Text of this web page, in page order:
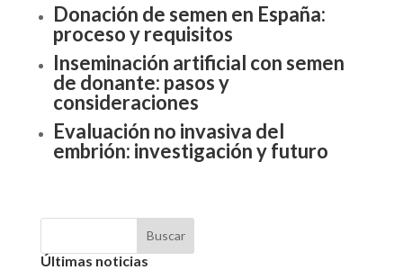
Donación de semen en España:
proceso y requisitos
Inseminación artificial con semen
de donante: pasos y
consideraciones
Evaluación no invasiva del
embrión: investigación y futuro
Buscar
Últimas noticias